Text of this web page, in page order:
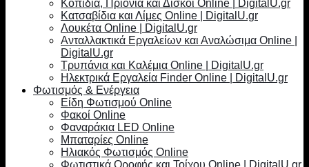
Κοπίδια, Πριόνια και Δίσκοι Online | DigitalU.gr
Κατσαβίδια και Λίμες Online | DigitalU.gr
Λουκέτα Online | DigitalU.gr
Ανταλλακτικά Εργαλείων και Αναλώσιμα Online |
DigitalU.gr
Τρυπάνια και Καλέμια Online | DigitalU.gr
Ηλεκτρικά Εργαλεία Finder Online | DigitalU.gr
Φωτισμός & Ενέργεια
Είδη Φωτισμού Online
Φακοί Online
Φαναράκια LED Online
Μπαταρίες Online
Ηλιακός Φωτισμός Online